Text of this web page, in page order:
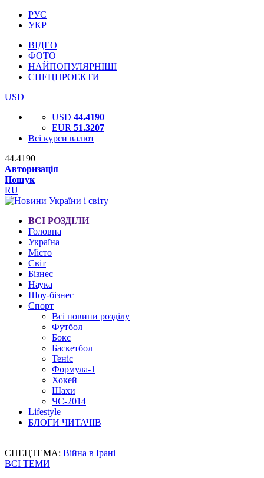
РУС
УКР
ВІДЕО
ФОТО
НАЙПОПУЛЯРНІШІ
СПЕЦПРОЕКТИ
USD
USD 44.4190
EUR 51.3207
Всі курси валют
44.4190
Авторизація
Пошук
RU
ВСІ РОЗДІЛИ
Головна
Україна
Місто
Світ
Бізнес
Наука
Шоу-бізнес
Спорт
Всі новини розділу
Футбол
Бокс
Баскетбол
Теніс
Формула-1
Хокей
Шахи
ЧС-2014
Lifestyle
БЛОГИ ЧИТАЧІВ
СПЕЦТЕМА: Війна в Ірані
ВСІ ТЕМИ